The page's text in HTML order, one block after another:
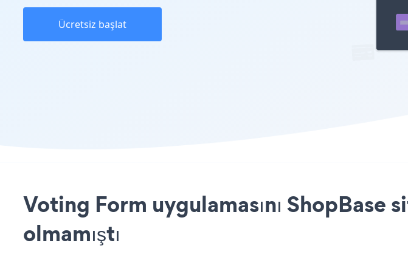
Ücretsiz başlat
Voting Form uygulamasını
olmamıştı